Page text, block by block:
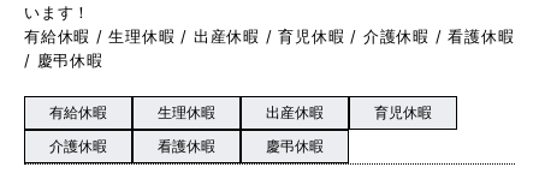
います！
有給休暇 / 生理休暇 / 出産休暇 / 育児休暇 / 介護休暇 / 看護休暇
/ 慶弔休暇
有給休暇 生理休暇 出産休暇
育児休暇
介護休暇
看護休暇 慶弔休暇